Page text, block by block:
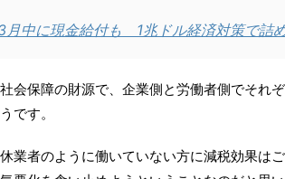
月中に現金給付も 1兆ドル経済対策で詰
会保障の財源で、企業側と労働者側でそれ
です。
業者のように働いていない方に減税効果は